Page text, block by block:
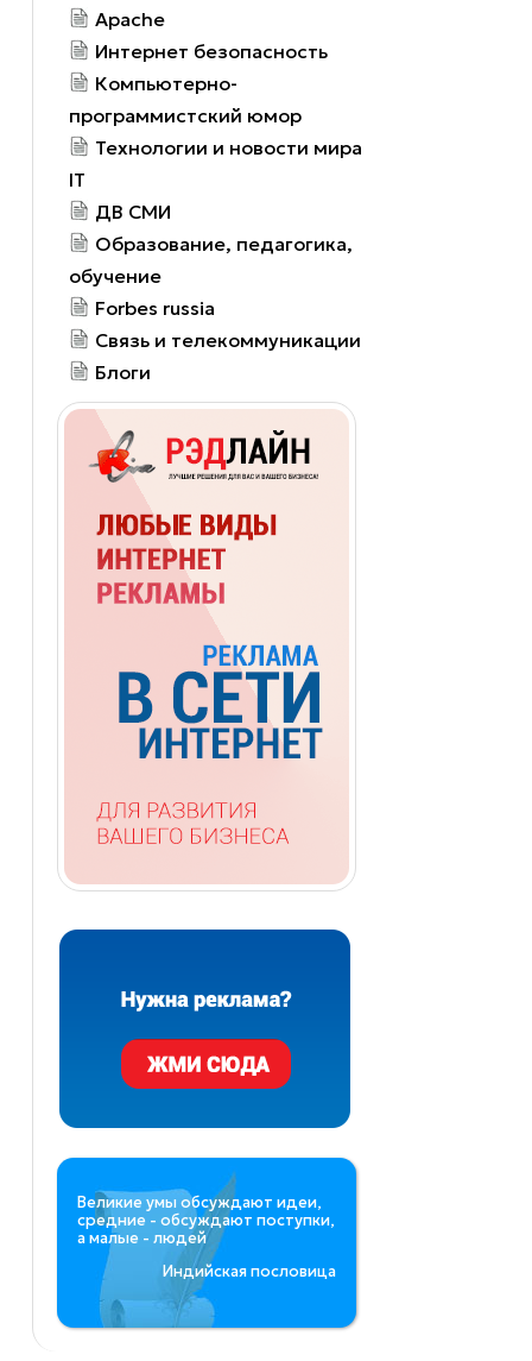
Apache
Интернет безопасность
Компьютерно-
программистский юмор
Технологии и новости мира
IT
ДВ СМИ
Образование, педагогика,
обучение
Forbes russia
Связь и телекоммуникации
Блоги
Великие умы обсуждают идеи,
средние - обсуждают поступки,
а малые - людей
Индийская пословица